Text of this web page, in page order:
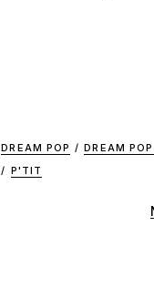
DREAM POP / DREAM
/ P'TIT